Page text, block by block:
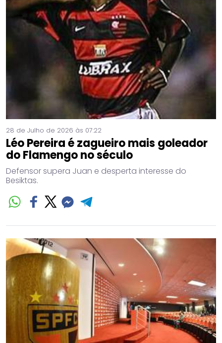
28 de Julho de 2026 às 07:22
Léo Pereira é zagueiro mais goleador
do Flamengo no século
Defensor supera Juan e desperta interesse do
Besiktas.